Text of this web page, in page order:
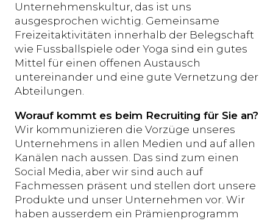
Unternehmenskultur, das ist uns
ausgesprochen wichtig. Gemeinsame
Freizeitaktivitäten innerhalb der Belegschaft
wie Fussballspiele oder Yoga sind ein gutes
Mittel für einen offenen Austausch
untereinander und eine gute Vernetzung der
Abteilungen.
Worauf kommt es beim Recruiting für Sie an?
Wir kommunizieren die Vorzüge unseres
Unternehmens in allen Medien und auf allen
Kanälen nach aussen. Das sind zum einen
Social Media, aber wir sind auch auf
Fachmessen präsent und stellen dort unsere
Produkte und unser Unternehmen vor. Wir
haben ausserdem ein Prämienprogramm